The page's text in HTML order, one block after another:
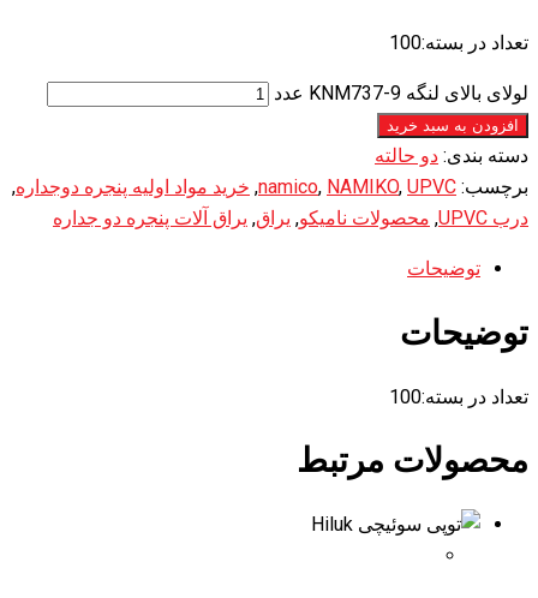
تعداد در بسته:100
لولای بالای لنگه KNM737-9 عدد
افزودن به سبد خرید
دسته بندی: دو حالته
برچسب:
namico, NAMIKO, UPVC
, خرید مواد اولیه پنجره دوجداره,
درب UPVC
, محصولات نامیکو, یراق, یراق آلات پنجره دو جداره
توضیحات
توضیحات
تعداد در بسته:100
محصولات مرتبط